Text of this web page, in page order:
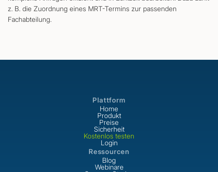
z. B. die Zuordnung eines MRT-Termins zur passenden
Fachabteilung.
Plattform
Home
Produkt
Preise
Sicherheit
Kostenlos testen
Login
Ressourcen
Blog
Webinare